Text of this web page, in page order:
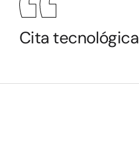
Cita tecnológica